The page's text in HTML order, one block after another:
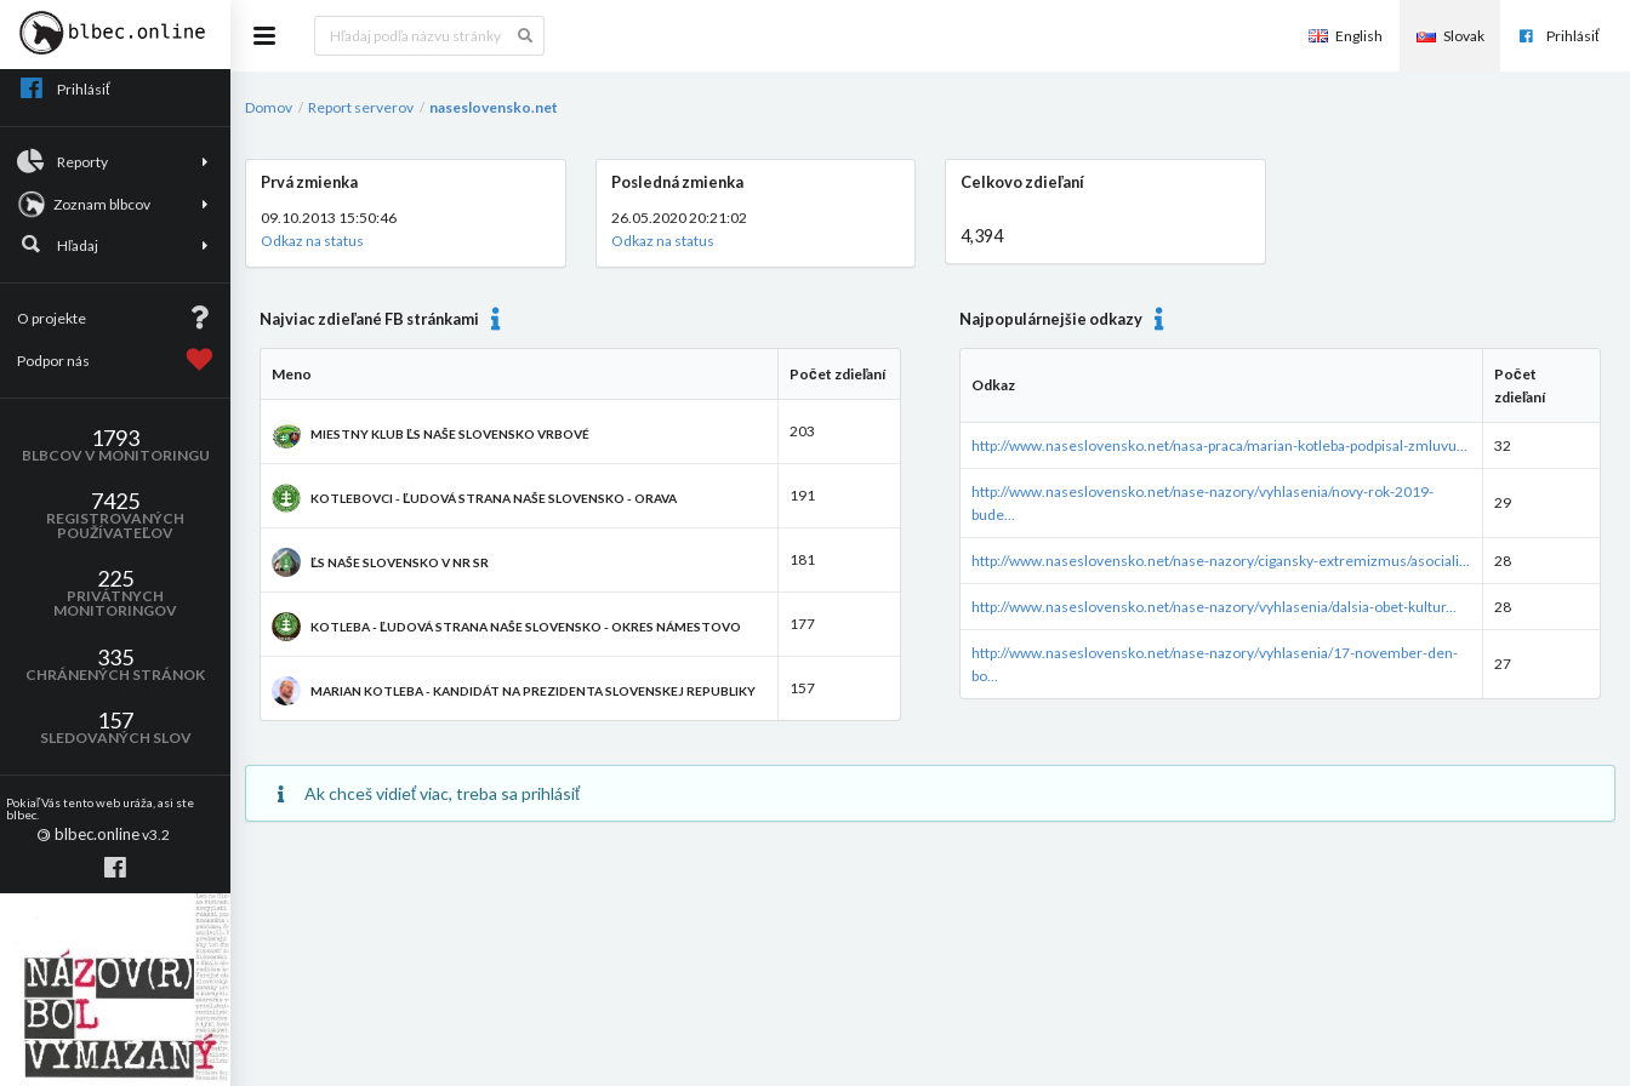
Prihlásiť
Reporty
Zoznam blbcov
Hľadaj
O projekte
Podpor nás
1793
BLBCOV V MONITORINGU
7425
REGISTROVANÝCH
POUŽÍVATEĽOV
225
PRIVÁTNYCH
MONITORINGOV
335
CHRÁNENÝCH STRÁNOK
157
SLEDOVANÝCH SLOV
Pokiaľ Vás tento web uráža, asi ste
blbec.
© blbec.onlinev3.2
English Slovak Prihlásiť
Domov / Report serverov / naseslovensko.net
Prvá zmienka
09.10.2013 15:50:46
Odkaz na status
Posledná zmienka
26.05.2020 20:21:02
Odkaz na status
Celkovo zdieľaní
4,394
Najviac zdieľané FB stránkami
Meno Počet zdieľaní
MIESTNY KLUB ĽS NAŠE SLOVENSKO VRBOVÉ 203
KOTLEBOVCI - ĽUDOVÁ STRANA NAŠE SLOVENSKO - ORAVA 191
ĽS NAŠE SLOVENSKO V NR SR 181
KOTLEBA - ĽUDOVÁ STRANA NAŠE SLOVENSKO - OKRES NÁMESTOVO 177
MARIAN KOTLEBA - KANDIDÁT NA PREZIDENTA SLOVENSKEJ REPUBLIKY 157
Najpopulárnejšie odkazy
Odkaz
Počet
zdieľaní
http://www.naseslovensko.net/nasa-praca/marian-kotleba-podpisal-zmluvu... 32
http://www.naseslovensko.net/nase-nazory/vyhlasenia/novy-rok-2019-
bude...
29
http://www.naseslovensko.net/nase-nazory/cigansky-extremizmus/asociali... 28
http://www.naseslovensko.net/nase-nazory/vyhlasenia/dalsia-obet-kultur... 28
http://www.naseslovensko.net/nase-nazory/vyhlasenia/17-november-den-
bo...
27
Ak chceš vidieť viac, treba sa prihlásiť